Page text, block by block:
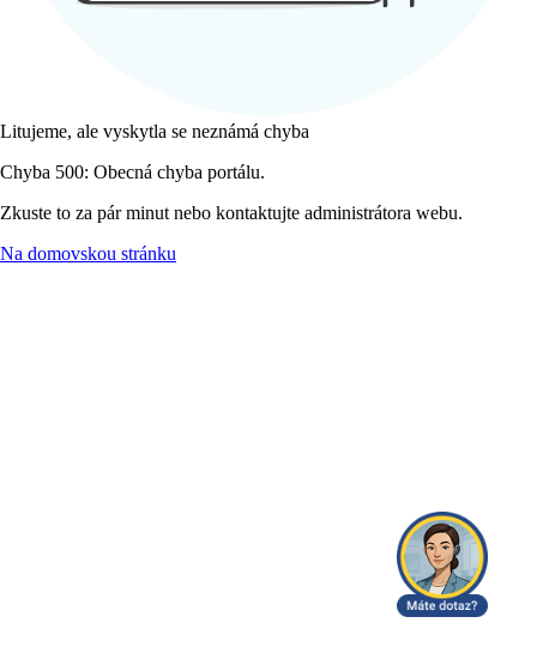
Litujeme, ale vyskytla se neznámá chyba
Chyba 500: Obecná chyba portálu.
Zkuste to za pár minut nebo kontaktujte administrátora webu.
Na domovskou stránku